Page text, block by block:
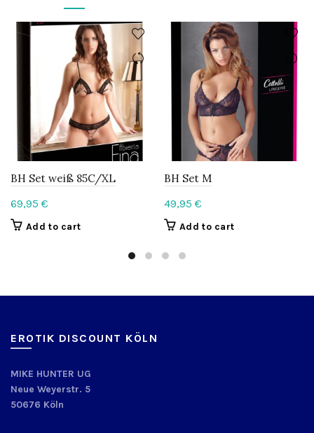
BH Set weiß 85C/XL
69,95 €
Add to cart
BH Set M
49,95 €
Add to cart
EROTIK DISCOUNT KÖLN
MIKE HUNTER UG
Neue Weyerstr. 5
50676 Köln